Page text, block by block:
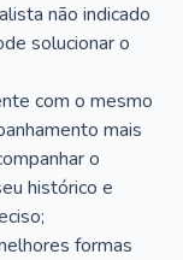
não indicado
solucionar o
com o mesmo
mais
o
histórico e
formas